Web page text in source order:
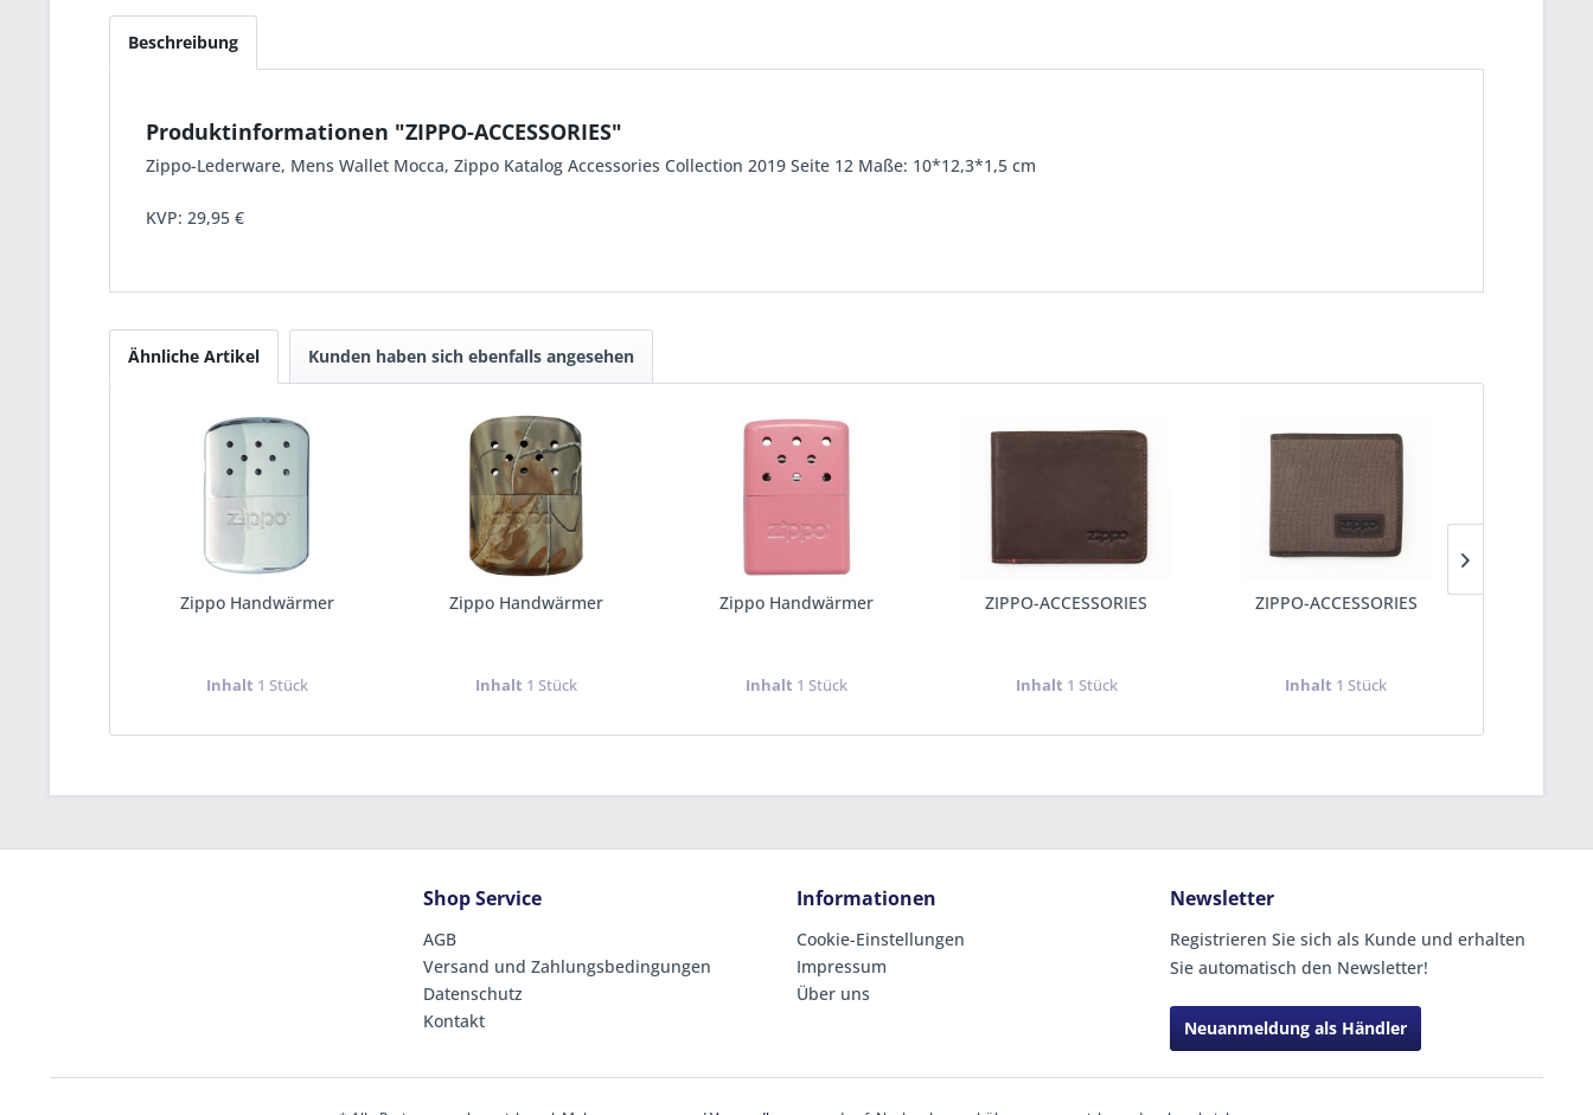
Beschreibung
Produktinformationen "ZIPPO-ACCESSORIES"
Zippo-Lederware, Mens Wallet Mocca, Zippo Katalog Accessories Collection 2019 Seite 12 Maße: 10*12,3*1,5 cm
KVP: 29,95 €
Ähnliche Artikel Kunden haben sich ebenfalls angesehen
Zippo Handwärmer
Inhalt 1 Stück
Zippo Handwärmer
Inhalt 1 Stück
Zippo Handwärmer
Inhalt 1 Stück
ZIPPO-ACCESSORIES
Inhalt 1 Stück
ZIPPO-ACCESSORIES
Inhalt 1 Stück
Shop Service
AGB
Versand und Zahlungsbedingungen
Datenschutz
Kontakt
Informationen
Cookie-Einstellungen
Impressum
Über uns
Newsletter
Registrieren Sie sich als Kunde und erhalten
Sie automatisch den Newsletter!
Neuanmeldung als Händler